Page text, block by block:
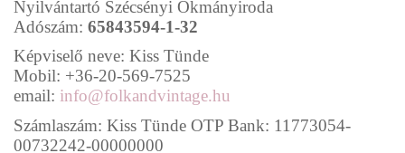
Nyilvántartó Szécsényi Okmányiroda
Adószám: 65843594-1-32
Képviselő neve: Kiss Tünde
Mobil: +36-20-569-7525
email: info@folkandvintage.hu
Számlaszám: Kiss Tünde OTP Bank: 11773054-
00732242-00000000